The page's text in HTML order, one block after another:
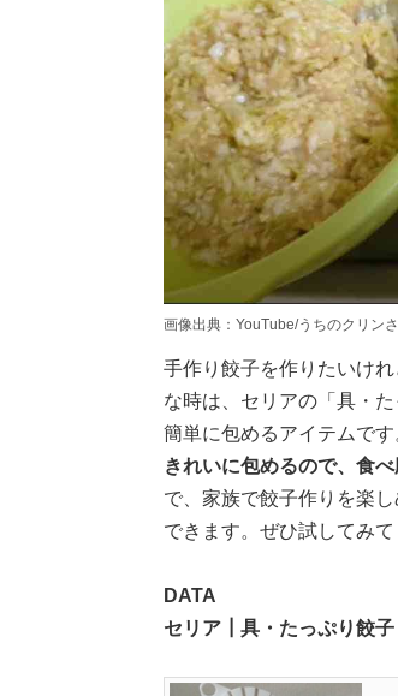
画像出典：YouTube/うちのクリン
手作り餃子を作りたいけ
な時は、セリアの「具・
簡単に包めるアイテムで
きれいに包めるので、食
で、家族で餃子作りを楽
できます。ぜひ試してみて
DATA
セリア┃具・たっぷり餃子